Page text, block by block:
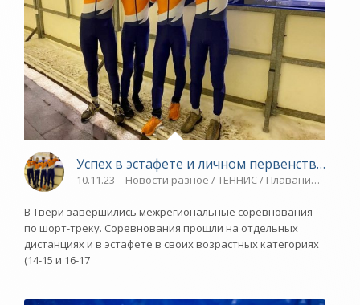
Успех в эстафете и личном первенстве -
10.11.23 Новости разное / ТЕННИС / Плавание /
В Твери завершились межрегиональные соревнования
по шорт-треку. Соревнования прошли на отдельных
дистанциях и в эстафете в своих возрастных категориях
(14-15 и 16-17